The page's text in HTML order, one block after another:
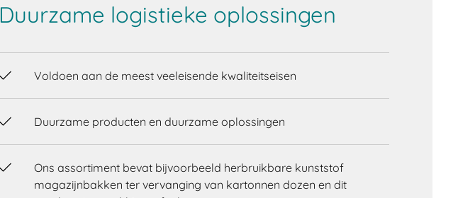
Duurzame logistieke oplossingen
Voldoen aan de meest veeleisende kwaliteitseisen
Duurzame producten en duurzame oplossingen
Ons assortiment bevat bijvoorbeeld herbruikbare kunststof
magazijnbakken ter vervanging van kartonnen dozen en dit